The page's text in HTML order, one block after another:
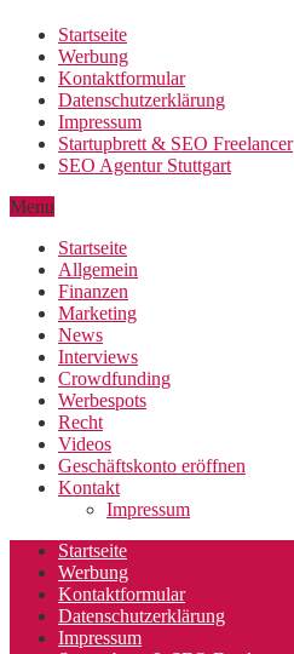
Startseite
Werbung
Kontaktformular
Datenschutzerklärung
Impressum
Startupbrett & SEO Freelancer
SEO Agentur Stuttgart
Menu
Startseite
Allgemein
Finanzen
Marketing
News
Interviews
Crowdfunding
Werbespots
Recht
Videos
Geschäftskonto eröffnen
Kontakt
Impressum
Startseite
Werbung
Kontaktformular
Datenschutzerklärung
Impressum